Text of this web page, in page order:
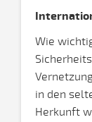
Wie
in den
Herkunft